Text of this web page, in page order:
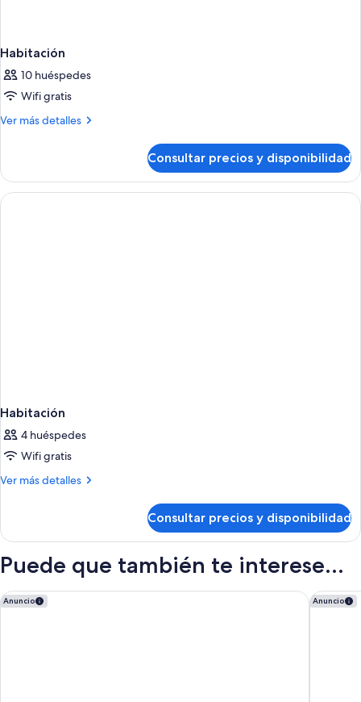
Habitación
10 huéspedes
Wifi gratis
Ver más detalles
Más
Consultar precios y disponibilidad
Habitación
4 huéspedes
Wifi gratis
Ver más detalles
Más
Consultar precios y disponibilidad
Puede que también te interese...
Anuncio
Only YOU Hotel Sevilla Anuncio
ibis